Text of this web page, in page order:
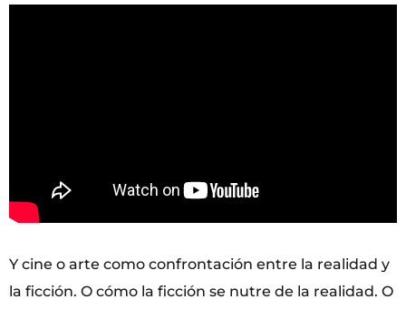
Y cine o arte como confrontación entre la realidad y
la ficción. O cómo la ficción se nutre de la realidad. O